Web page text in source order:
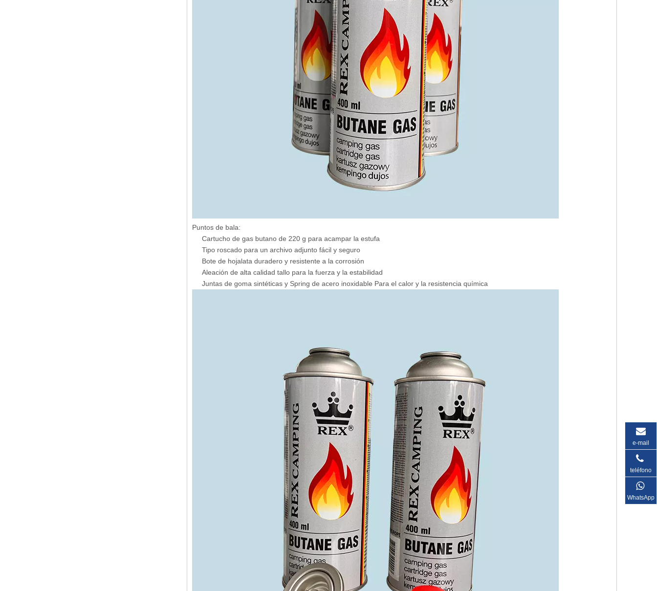
Puntos de bala:
Cartucho de gas butano de 220 g para acampar la estufa
Tipo roscado para un archivo adjunto fácil y seguro
Bote de hojalata duradero y resistente a la corrosión
Aleación de alta calidad tallo para la fuerza y ​​la estabilidad
Juntas de goma sintéticas y Spring de acero inoxidable Para el calor y la resistencia química
e-mail
teléfono
WhatsApp